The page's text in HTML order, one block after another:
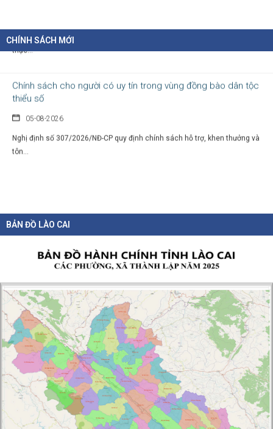
CHÍNH SÁCH MỚI
thực...
thiểu số
05-08-2026
Nghị định số 307/2026/NĐ-CP quy định chính sách hỗ trợ, khen thưởng và
tôn...
BẢN ĐỒ LÀO CAI